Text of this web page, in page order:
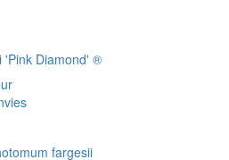
'Pink Diamond' ®